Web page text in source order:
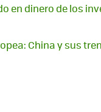
en dinero de los
China y sus